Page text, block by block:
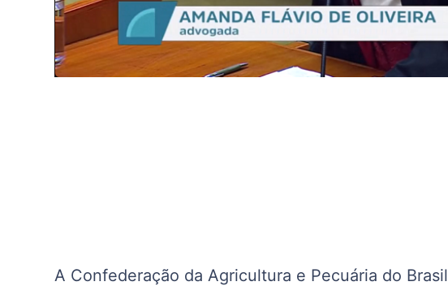
A Confederação da Agricultura e Pecuária do Brasil